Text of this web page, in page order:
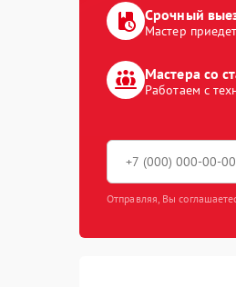
Срочный
Мастер
Мастера со
Работаем с
Отправляя, Вы